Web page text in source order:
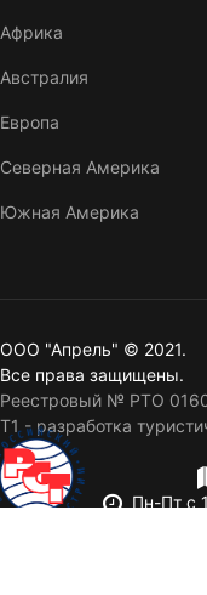
Африка
Австралия
Европа
Северная Америка
Южная Америка
ООО "Апрель" © 2021.
Все права защищены.
Реестровый № РТО
T1 - разработка
Пн-Пт с